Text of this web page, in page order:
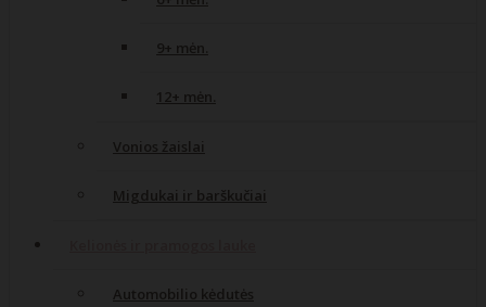
9+ mėn.
12+ mėn.
Vonios žaislai
Migdukai ir barškučiai
Automobilio kėdutės